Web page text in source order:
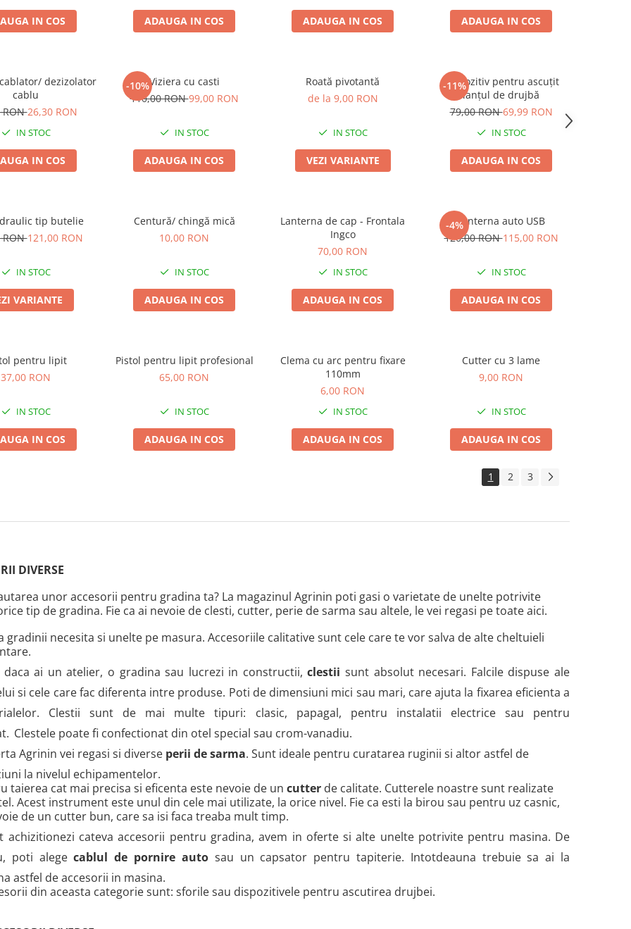
IN COS ADAUGA IN COS ADAUGA IN COS ADAUGA IN COS
dezizolator
cablu
RON26,30 RON
IN STOC
IN COS
-10%Viziera cu casti
110,00 RON99,00 RON
IN STOC
ADAUGA IN COS
Roată pivotantă
de la 9,00 RON
IN STOC
VEZI VARIANTE
-11%
Dispozitiv pentru ascuțit
lanțul de drujbă
79,00 RON69,99 RON
IN STOC
ADAUGA IN COS
tip butelie
RON121,00 RON
IN STOC
VARIANTE
Centură/ chingă mică
10,00 RON
IN STOC
ADAUGA IN COS
Lanterna de cap - Frontala
Ingco
70,00 RON
IN STOC
ADAUGA IN COS
-4%Lanterna auto USB
120,00 RON115,00 RON
IN STOC
ADAUGA IN COS
pentru lipit
37,00 RON
IN STOC
IN COS
Pistol pentru lipit profesional
65,00 RON
IN STOC
ADAUGA IN COS
Clema cu arc pentru fixare
110mm
6,00 RON
IN STOC
ADAUGA IN COS
Cutter cu 3 lame
9,00 RON
IN STOC
ADAUGA IN COS
1 2 3
DIVERSE
unor accesorii pentru gradina ta? La magazinul Agrinin poti gasi o varietate de unelte potrivite
tip de gradina. Fie ca ai nevoie de clesti, cutter, perie de sarma sau altele, le vei regasi pe toate aici.
gradinii necesita si unelte pe masura. Accesoriile calitative sunt cele care te vor salva de alte cheltuieli
daca ai un atelier, o gradina sau lucrezi in constructii,clestii sunt absolut necesari. Falcile dispuse ale
si cele care fac diferenta intre produse. Poti de dimensiuni mici sau mari, care ajuta la fixarea eficienta a
Clestii sunt de mai multe tipuri: clasic, papagal, pentru instalatii electrice sau pentru
Clestele poate fi confectionat din otel special sau crom-vanadiu.
Agrinin vei regasi si diverse perii de sarma. Sunt ideale pentru curatarea ruginii si altor astfel de
la nivelul echipamentelor.
taierea cat mai precisa si eficenta este nevoie de un cutter de calitate. Cutterele noastre sunt realizate
Acest instrument este unul din cele mai utilizate, la orice nivel. Fie ca esti la birou sau pentru uz casnic,
de un cutter bun, care sa isi faca treaba mult timp.
achizitionezi cateva accesorii pentru gradina, avem in oferte si alte unelte potrivite pentru masina. De
poti alegecablul de pornire autosau un capsator pentru tapiterie. Intotdeauna trebuie sa ai la
astfel de accesorii in masina.
din aceasta categorie sunt: sforile sau dispozitivele pentru ascutirea drujbei.